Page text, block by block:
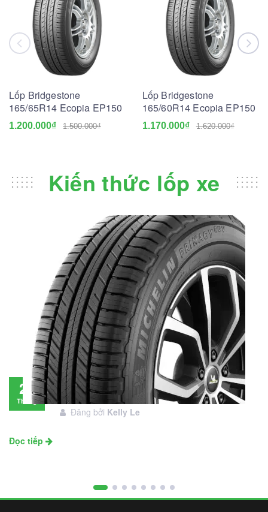
Lốp Bridgestone
165/65R14 Ecopia EP150
1.200.000₫ 1.500.000₫
Lốp Bridgestone
165/60R14 Ecopia EP150
1.170.000₫ 1.620.000₫
Kiến thức lốp xe
28
Tháng
Đánh giá lốp Michelin Primacy SUV: Đáng
đầu tư không?
Đăng bởi Kelly Le
Đọc tiếp